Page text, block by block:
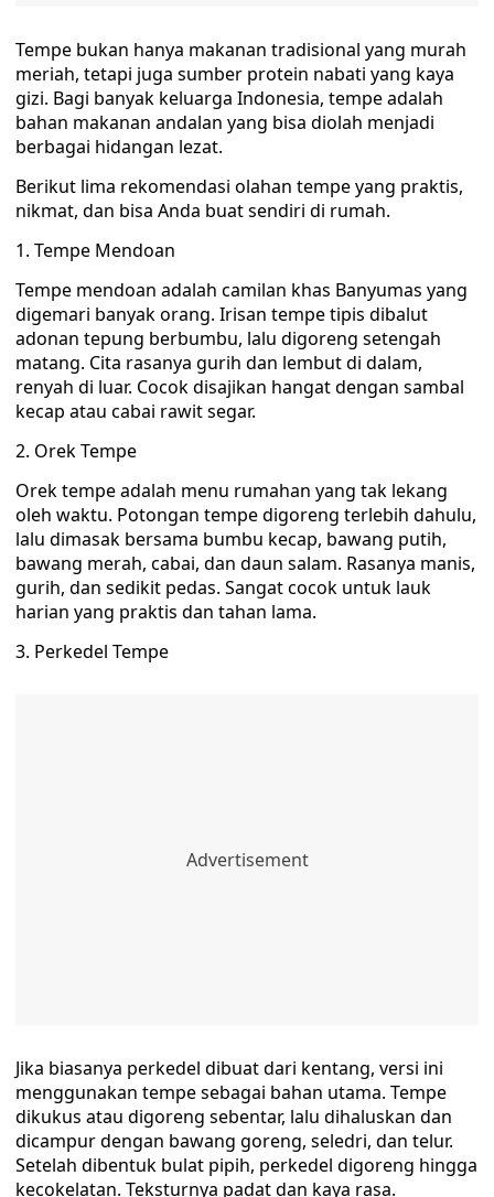
Tempe bukan hanya makanan tradisional yang murah
meriah, tetapi juga sumber protein nabati yang kaya
gizi. Bagi banyak keluarga Indonesia, tempe adalah
bahan makanan andalan yang bisa diolah menjadi
berbagai hidangan lezat.
Berikut lima rekomendasi olahan tempe yang praktis,
nikmat, dan bisa Anda buat sendiri di rumah.
1. Tempe Mendoan
Tempe mendoan adalah camilan khas Banyumas yang
digemari banyak orang. Irisan tempe tipis dibalut
adonan tepung berbumbu, lalu digoreng setengah
matang. Cita rasanya gurih dan lembut di dalam,
renyah di luar. Cocok disajikan hangat dengan sambal
kecap atau cabai rawit segar.
2. Orek Tempe
Orek tempe adalah menu rumahan yang tak lekang
oleh waktu. Potongan tempe digoreng terlebih dahulu,
lalu dimasak bersama bumbu kecap, bawang putih,
bawang merah, cabai, dan daun salam. Rasanya manis,
gurih, dan sedikit pedas. Sangat cocok untuk lauk
harian yang praktis dan tahan lama.
3. Perkedel Tempe
Jika biasanya perkedel dibuat dari kentang, versi ini
menggunakan tempe sebagai bahan utama. Tempe
dikukus atau digoreng sebentar, lalu dihaluskan dan
dicampur dengan bawang goreng, seledri, dan telur.
Setelah dibentuk bulat pipih, perkedel digoreng hingga
kecokelatan. Teksturnya padat dan kaya rasa.